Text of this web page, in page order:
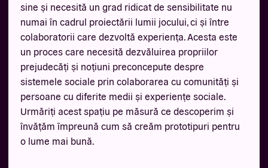
sine și necesită un grad ridicat de sensibilitate nu
numai în cadrul proiectării lumii jocului, ci și între
colaboratorii care dezvoltă experiența. Acesta este
un proces care necesită dezvăluirea propriilor
prejudecăți și noțiuni preconcepute despre
sistemele sociale prin colaborarea cu comunități și
persoane cu diferite medii și experiențe sociale.
Urmăriți acest spațiu pe măsură ce descoperim și
învățăm împreună cum să creăm prototipuri pentru
o lume mai bună.